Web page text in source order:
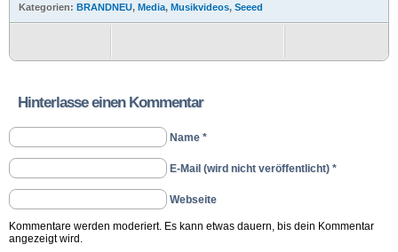
Kategorien: BRANDNEU, Media, Musikvideos, Seeed
Hinterlasse einen Kommentar
Name *
E-Mail (wird nicht veröffentlicht) *
Webseite
Kommentare werden moderiert. Es kann etwas dauern, bis dein Kommentar
angezeigt wird.